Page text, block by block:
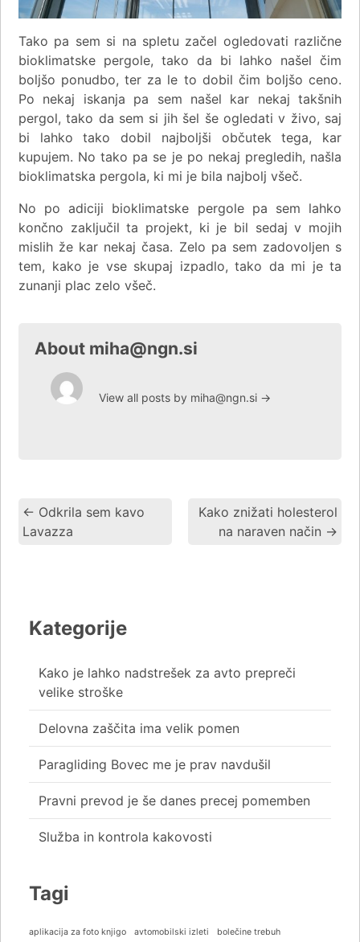
Tako pa sem si na spletu začel ogledovati različne
bioklimatske pergole, tako da bi lahko našel čim
boljšo ponudbo, ter za le to dobil čim boljšo ceno.
Po nekaj iskanja pa sem našel kar nekaj takšnih
pergol, tako da sem si jih šel še ogledati v živo, saj
bi lahko tako dobil najboljši občutek tega, kar
kupujem. No tako pa se je po nekaj pregledih, našla
bioklimatska pergola, ki mi je bila najbolj všeč.
No po adiciji bioklimatske pergole pa sem lahko
končno zaključil ta projekt, ki je bil sedaj v mojih
mislih že kar nekaj časa. Zelo pa sem zadovoljen s
tem, kako je vse skupaj izpadlo, tako da mi je ta
zunanji plac zelo všeč.
About miha@ngn.si
View all posts by miha@ngn.si →
← Odkrila sem kavo
Lavazza
Kako znižati holesterol
na naraven način →
Kategorije
Kako je lahko nadstrešek za avto prepreči
velike stroške
Delovna zaščita ima velik pomen
Paragliding Bovec me je prav navdušil
Pravni prevod je še danes precej pomemben
Služba in kontrola kakovosti
Tagi
aplikacija za foto knjigo avtomobilski izleti bolečine trebuh